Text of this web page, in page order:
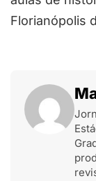
Florianópolis